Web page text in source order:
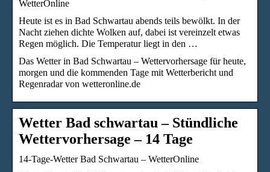
WetterOnline
Heute ist es in Bad Schwartau abends teils bewölkt. In der
Nacht ziehen dichte Wolken auf, dabei ist vereinzelt etwas
Regen möglich. Die Temperatur liegt in den …
Das Wetter in Bad Schwartau – Wettervorhersage für heute,
morgen und die kommenden Tage mit Wetterbericht und
Regenradar von wetteronline.de
Wetter Bad schwartau – Stündliche
Wettervorhersage – 14 Tage
14-Tage-Wetter Bad Schwartau – WetterOnline